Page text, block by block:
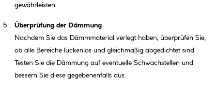
gewährleisten.
Überprüfung der Dämmung
Nachdem Sie das Dämmmaterial verlegt haben, überprüfen Sie,
ob alle Bereiche lückenlos und gleichmäßig abgedichtet sind.
Testen Sie die Dämmung auf eventuelle Schwachstellen und
bessern Sie diese gegebenenfalls aus.